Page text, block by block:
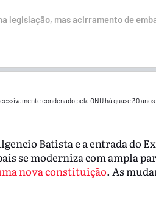
legislação, mas acirramento de
condenado pela ONU há quase 30 anos
Batista e a entrada do
se moderniza com ampla
nova constituição. As